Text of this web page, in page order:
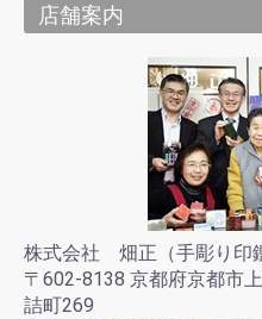
店舗案内
株式会社 畑正（手彫り印
〒602-8138 京都府京都市
詰町269